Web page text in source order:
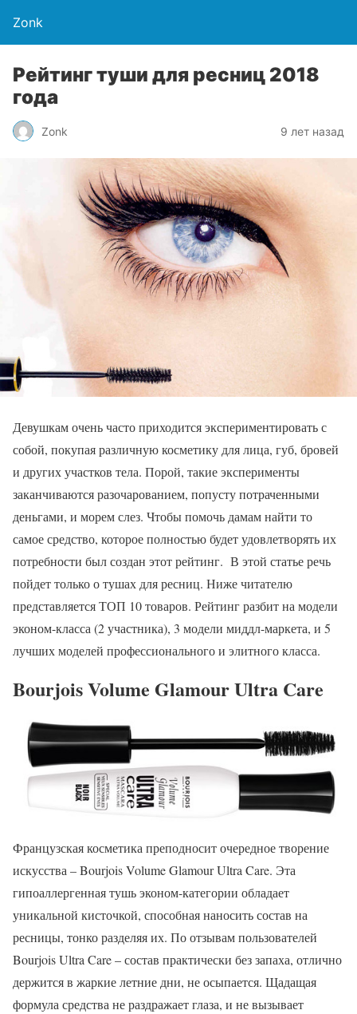
Zonk
Рейтинг туши для ресниц 2018
года
Zonk 9 лет назад
Девушкам очень часто приходится экспериментировать с
собой, покупая различную косметику для лица, губ, бровей
и других участков тела. Порой, такие эксперименты
заканчиваются разочарованием, попусту потраченными
деньгами, и морем слез. Чтобы помочь дамам найти то
самое средство, которое полностью будет удовлетворять их
потребности был создан этот рейтинг. В этой статье речь
пойдет только о тушах для ресниц. Ниже читателю
представляется ТОП 10 товаров. Рейтинг разбит на модели
эконом-класса (2 участника), 3 модели миддл-маркета, и 5
лучших моделей профессионального и элитного класса.
Bourjois Volume Glamour Ultra Care
Французская косметика преподносит очередное творение
искусства – Bourjois Volume Glamour Ultra Care. Эта
гипоаллергенная тушь эконом-категории обладает
уникальной кисточкой, способная наносить состав на
ресницы, тонко разделяя их. По отзывам пользователей
Bourjois Ultra Care – состав практически без запаха, отлично
держится в жаркие летние дни, не осыпается. Щадащая
формула средства не раздражает глаза, и не вызывает